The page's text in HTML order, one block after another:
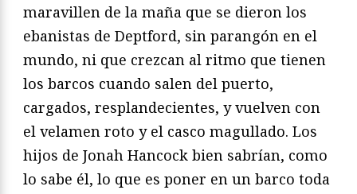
maravillen de la maña que se dieron los
ebanistas de Deptford, sin parangón en el
mundo, ni que crezcan al ritmo que tienen
los barcos cuando salen del puerto,
cargados, resplandecientes, y vuelven con
el velamen roto y el casco magullado. Los
hijos de Jonah Hancock bien sabrían, como
lo sabe él, lo que es poner en un barco toda